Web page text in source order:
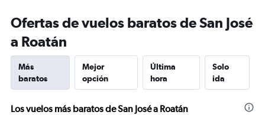
Ofertas de vuelos baratos de San José
a Roatán
Más
baratos
Mejor
opción
Última
hora
Solo
ida
Los vuelos más baratos de San José a Roatán